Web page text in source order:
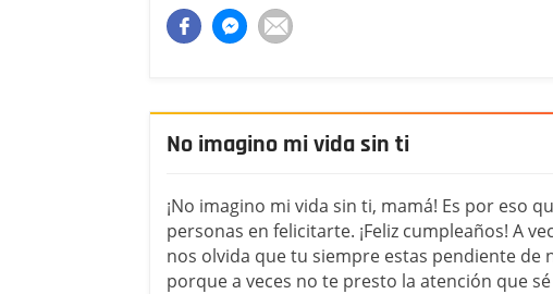
No imagino mi vida sin ti
¡No imagino mi vida sin ti, mamá! Es por eso
personas en felicitarte. ¡Feliz cumpleaños! A
nos olvida que tu siempre estas pendiente
porque a veces no te presto la atención que